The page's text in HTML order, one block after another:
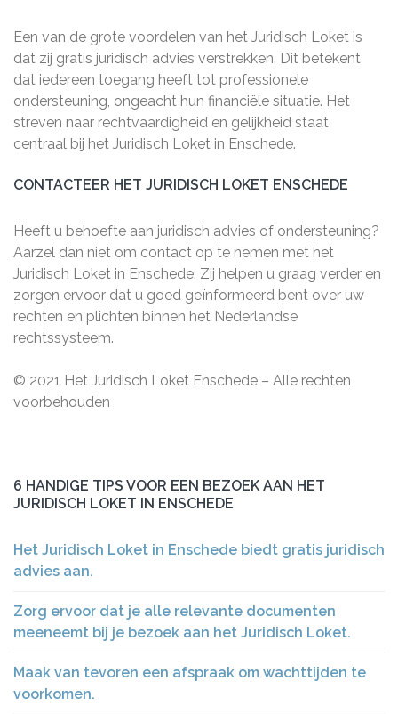
Een van de grote voordelen van het Juridisch Loket is
dat zij gratis juridisch advies verstrekken. Dit betekent
dat iedereen toegang heeft tot professionele
ondersteuning, ongeacht hun financiële situatie. Het
streven naar rechtvaardigheid en gelijkheid staat
centraal bij het Juridisch Loket in Enschede.
CONTACTEER HET JURIDISCH LOKET ENSCHEDE
Heeft u behoefte aan juridisch advies of ondersteuning?
Aarzel dan niet om contact op te nemen met het
Juridisch Loket in Enschede. Zij helpen u graag verder en
zorgen ervoor dat u goed geïnformeerd bent over uw
rechten en plichten binnen het Nederlandse
rechtssysteem.
© 2021 Het Juridisch Loket Enschede – Alle rechten
voorbehouden
6 HANDIGE TIPS VOOR EEN BEZOEK AAN HET
JURIDISCH LOKET IN ENSCHEDE
Het Juridisch Loket in Enschede biedt gratis juridisch
advies aan.
Zorg ervoor dat je alle relevante documenten
meeneemt bij je bezoek aan het Juridisch Loket.
Maak van tevoren een afspraak om wachttijden te
voorkomen.